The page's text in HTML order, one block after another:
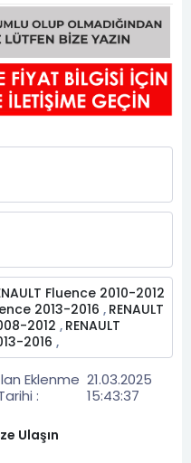
Fluence 2010-2012
2013-2016 , RENAULT
2012 , RENAULT
2016 ,
Eklenme
:
21.03.2025
15:43:37
Ulaşın